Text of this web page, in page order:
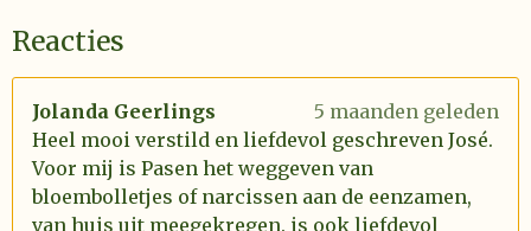
Reacties
Jolanda Geerlings
5 maanden geleden
Heel mooi verstild en liefdevol geschreven José.
Voor mij is Pasen het weggeven van
bloembolletjes of narcissen aan de eenzamen,
van huis uit meegekregen. is ook liefdevol